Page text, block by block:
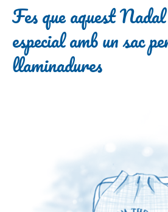
Fes que aquest
especial amb un sac
llaminadures